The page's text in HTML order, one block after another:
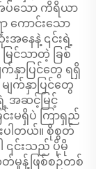
အပ်သော ကိရိယာ
ကောင်းသော
အနေနဲ့ ၎င်းရဲ့
င်သာတဲ့ ခြစ်
က်နှာပြင်တွေ ရရှိ
ျက်နှာပြင်တွေ
အဆင့်မြင့်
မရှိပဲ ကြာရှည်
ပါတယ်။ စိုစွတ်
၎င်းသည် ပိုမို
တ်မှုန့်ဖြစ်စဉ်တစ်